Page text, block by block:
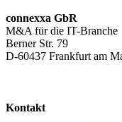
connexxa GbR
M&A für die IT-Branche
Berner Str. 79
D-60437 Frankfurt am
Kontakt